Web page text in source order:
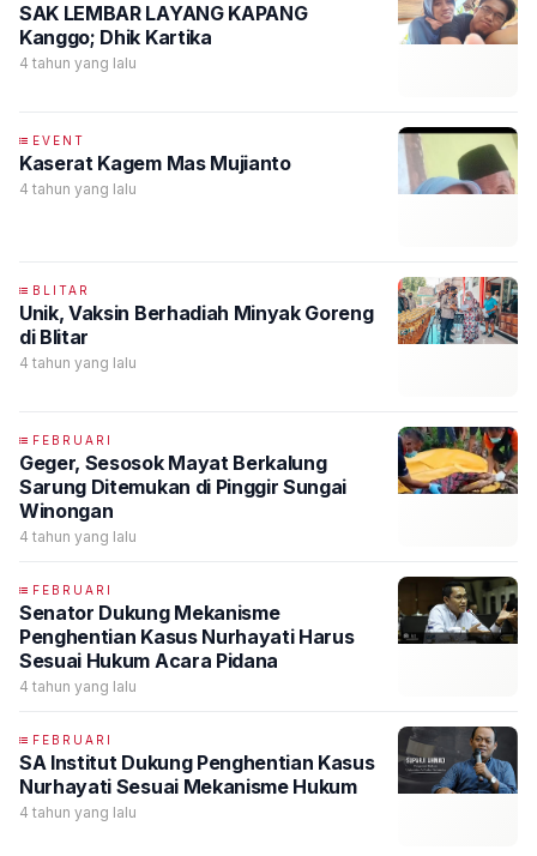
SAK LEMBAR LAYANG KAPANG
Kanggo; Dhik Kartika
4 tahun yang lalu
EVENT
Kaserat Kagem Mas Mujianto
4 tahun yang lalu
BLITAR
Unik, Vaksin Berhadiah Minyak Goreng
di Blitar
4 tahun yang lalu
FEBRUARI
Geger, Sesosok Mayat Berkalung
Sarung Ditemukan di Pinggir Sungai
Winongan
4 tahun yang lalu
FEBRUARI
Senator Dukung Mekanisme
Penghentian Kasus Nurhayati Harus
Sesuai Hukum Acara Pidana
4 tahun yang lalu
FEBRUARI
SA Institut Dukung Penghentian Kasus
Nurhayati Sesuai Mekanisme Hukum
4 tahun yang lalu